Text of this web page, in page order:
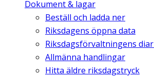
Dokument & lagar
Beställ och ladda ner
Riksdagens öppna data
Riksdagsförvaltningens
Allmänna handlingar
Hitta äldre riksdagstryck